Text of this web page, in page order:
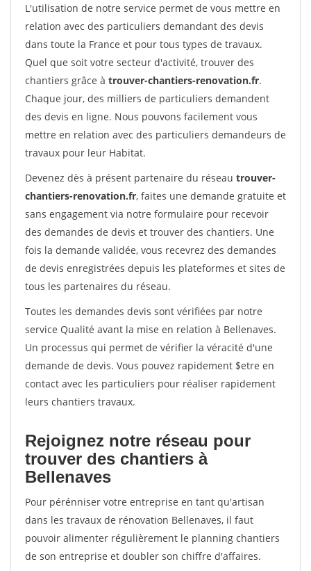
L'utilisation de notre service permet de vous mettre en
relation avec des particuliers demandant des devis
dans toute la France et pour tous types de travaux.
Quel que soit votre secteur d'activité, trouver des
chantiers grâce à trouver-chantiers-renovation.fr.
Chaque jour, des milliers de particuliers demandent
des devis en ligne. Nous pouvons facilement vous
mettre en relation avec des particuliers demandeurs de
travaux pour leur Habitat.
Devenez dès à présent partenaire du réseau trouver-
chantiers-renovation.fr, faites une demande gratuite et
sans engagement via notre formulaire pour recevoir
des demandes de devis et trouver des chantiers. Une
fois la demande validée, vous recevrez des demandes
de devis enregistrées depuis les plateformes et sites de
tous les partenaires du réseau.
Toutes les demandes devis sont vérifiées par notre
service Qualité avant la mise en relation à Bellenaves.
Un processus qui permet de vérifier la véracité d'une
demande de devis. Vous pouvez rapidement $etre en
contact avec les particuliers pour réaliser rapidement
leurs chantiers travaux.
Rejoignez notre réseau pour
trouver des chantiers à
Bellenaves
Pour pérénniser votre entreprise en tant qu'artisan
dans les travaux de rénovation Bellenaves, il faut
pouvoir alimenter régulièrement le planning chantiers
de son entreprise et doubler son chiffre d'affaires.